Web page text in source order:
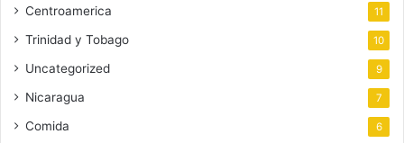
Centroamerica 11
Trinidad y Tobago 10
Uncategorized 9
Nicaragua 7
Comida 6